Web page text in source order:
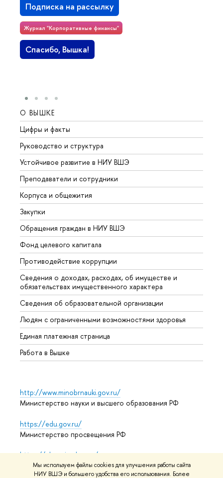
Мы используем файлы cookies для улучшения работы сайта
НИУ ВШЭ и большего удобства его использования. Более
Подписка на рассылку
Журнал "Корпоративные финансы"
Спасибо, Вышка!
О ВЫШКЕ
Цифры и факты
Руководство и структура
Устойчивое развитие в НИУ ВШЭ
Преподаватели и сотрудники
Корпуса и общежития
Закупки
Обращения граждан в НИУ ВШЭ
Фонд целевого капитала
Противодействие коррупции
Сведения о доходах, расходах, об имуществе и
обязательствах имущественного характера
Сведения об образовательной организации
Людям с ограниченными возможностями здоровья
Единая платежная страница
Работа в Вышке
http://www.minobrnauki.gov.ru/
Министерство науки и высшего образования РФ
https://edu.gov.ru/
Министерство просвещения РФ
https://elearning.hse.ru/mooc
Массовые открытые онлайн-курсы